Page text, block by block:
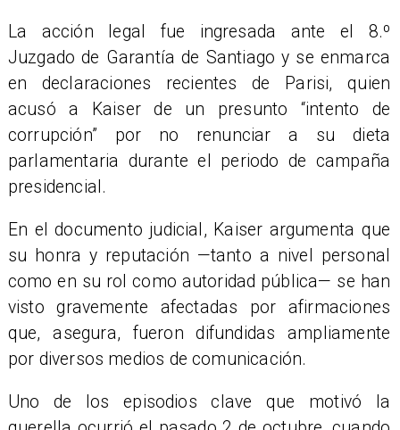
La acción legal fue ingresada ante el 8.º
Juzgado de Garantía de Santiago y se enmarca
en declaraciones recientes de Parisi, quien
acusó a Kaiser de un presunto “intento de
corrupción” por no renunciar a su dieta
parlamentaria durante el periodo de campaña
presidencial.
En el documento judicial, Kaiser argumenta que
su honra y reputación —tanto a nivel personal
como en su rol como autoridad pública— se han
visto gravemente afectadas por afirmaciones
que, asegura, fueron difundidas ampliamente
por diversos medios de comunicación.
Uno de los episodios clave que motivó la